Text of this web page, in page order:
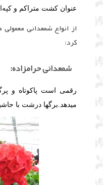
عنوان کشت متراکم و
از انواع شمعدانی
کرد:
شمعدانی حرامزاده:
رقمی است پاکوتاه و
میدهد.برگها درشت با